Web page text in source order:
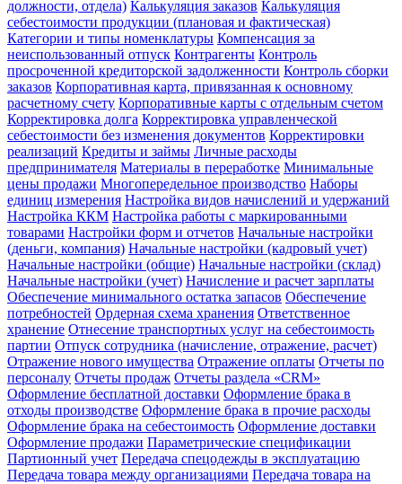
должности, отдела) Калькуляция заказов Калькуляция
себестоимости продукции (плановая и фактическая)
Категории и типы номенклатуры Компенсация за
неиспользованный отпуск Контрагенты Контроль
просроченной кредиторской задолженности Контроль сборки
заказов Корпоративная карта, привязанная к основному
расчетному счету Корпоративные карты с отдельным счетом
Корректировка долга Корректировка управленческой
себестоимости без изменения документов Корректировки
реализаций Кредиты и займы Личные расходы
предпринимателя Материалы в переработке Минимальные
цены продажи Многопередельное производство Наборы
единиц измерения Настройка видов начислений и удержаний
Настройка ККМ Настройка работы с маркированными
товарами Настройки форм и отчетов Начальные настройки
(деньги, компания) Начальные настройки (кадровый учет)
Начальные настройки (общие) Начальные настройки (склад)
Начальные настройки (учет) Начисление и расчет зарплаты
Обеспечение минимального остатка запасов Обеспечение
потребностей Ордерная схема хранения Ответственное
хранение Отнесение транспортных услуг на себестоимость
партии Отпуск сотрудника (начисление, отражение, расчет)
Отражение нового имущества Отражение оплаты Отчеты по
персоналу Отчеты продаж Отчеты раздела «CRM»
Оформление бесплатной доставки Оформление брака в
отходы производстве Оформление брака в прочие расходы
Оформление брака на себестоимость Оформление доставки
Оформление продажи Параметрические спецификации
Партионный учет Передача спецодежды в эксплуатацию
Передача товара между организациями Передача товара на